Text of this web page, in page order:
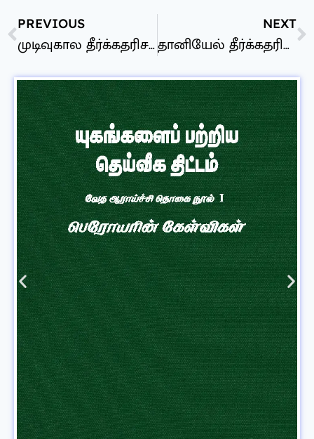
PREVIOUS
முடிவுகால தீர்க்கதரிசனம்
NEXT
தானியேல் தீர்க்கதரிசனத்தின் விளக்கங்கள்